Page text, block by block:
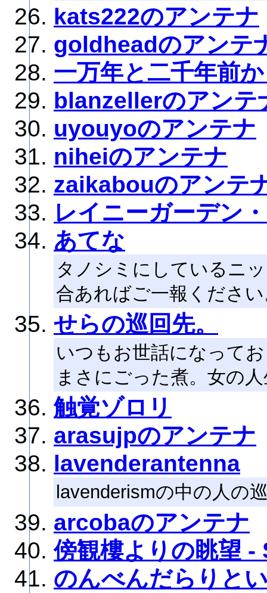
kats222のアンテナ
goldheadのアンテ
一万年と二千年前
blanzellerのアンテ
uyouyoのアンテナ
niheiのアンテナ
zaikabouのアンテ
レイニーガーデン
あてな
タノシミにしているニ
合あればご一報くださ
せらの巡回先。
いつもお世話になって
まさにごった煮。女の
触覚ゾロリ
arasujpのアンテナ
lavenderantenna
lavenderismの中の人の
arcobaのアンテナ
傍観樓よりの眺望
のんべんだらりと